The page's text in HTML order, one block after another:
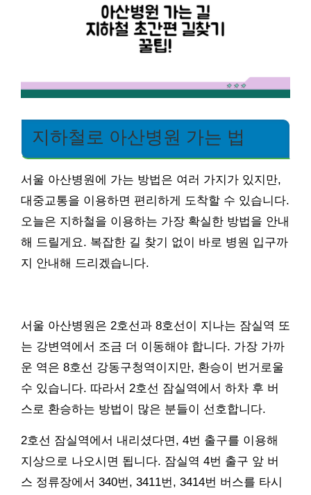
지하철로 아산병원 가는 법
서울 아산병원에 가는 방법은 여러 가지가 있지만,
대중교통을 이용하면 편리하게 도착할 수 있습니다.
오늘은 지하철을 이용하는 가장 확실한 방법을 안내
해 드릴게요. 복잡한 길 찾기 없이 바로 병원 입구까
지 안내해 드리겠습니다.
서울 아산병원은 2호선과 8호선이 지나는 잠실역 또
는 강변역에서 조금 더 이동해야 합니다. 가장 가까
운 역은 8호선 강동구청역이지만, 환승이 번거로울
수 있습니다. 따라서 2호선 잠실역에서 하차 후 버
스로 환승하는 방법이 많은 분들이 선호합니다.
2호선 잠실역에서 내리셨다면, 4번 출구를 이용해
지상으로 나오시면 됩니다. 잠실역 4번 출구 앞 버
스 정류장에서 340번, 3411번, 3414번 버스를 타시